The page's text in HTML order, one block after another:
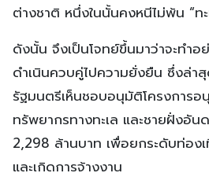
ต่างชาติ หนึ่งในนั้นคงหนีไม่พ้น “ทะ
ดังนั้น จึงเป็นโจทย์ขึ้นมาว่าจะทำอ
ดำเนินควบคู่ไปความยั่งยืน ซึ่งล่าสุ
รัฐมนตรีเห็นชอบอนุมัติโครงการ
ทรัพยากรทางทะเล และชายฝั่งอั
2,298 ล้านบาท เพื่อยกระดับท่อง
และเกิดการจ้างงาน